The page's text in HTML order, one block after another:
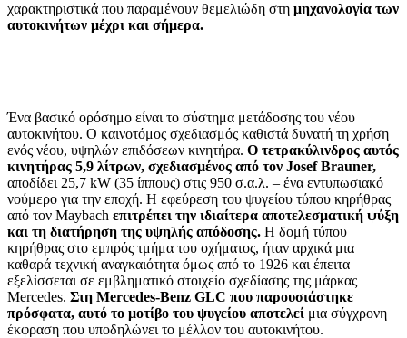
χαρακτηριστικά που παραμένουν θεμελιώδη στη μηχανολογία των
αυτοκινήτων μέχρι και σήμερα.
Ένα βασικό ορόσημο είναι το σύστημα μετάδοσης του νέου
αυτοκινήτου. Ο καινοτόμος σχεδιασμός καθιστά δυνατή τη χρήση
ενός νέου, υψηλών επιδόσεων κινητήρα. Ο τετρακύλινδρος αυτός
κινητήρας 5,9 λίτρων, σχεδιασμένος από τον Josef Brauner,
αποδίδει 25,7 kW (35 ίππους) στις 950 σ.α.λ. – ένα εντυπωσιακό
νούμερο για την εποχή. Η εφεύρεση του ψυγείου τύπου κηρήθρας
από τον Maybach επιτρέπει την ιδιαίτερα αποτελεσματική ψύξη
και τη διατήρηση της υψηλής απόδοσης. Η δομή τύπου
κηρήθρας στο εμπρός τμήμα του οχήματος, ήταν αρχικά μια
καθαρά τεχνική αναγκαιότητα όμως από το 1926 και έπειτα
εξελίσσεται σε εμβληματικό στοιχείο σχεδίασης της μάρκας
Mercedes. Στη Mercedes-Benz GLC που παρουσιάστηκε
πρόσφατα, αυτό το μοτίβο του ψυγείου αποτελεί μια σύγχρονη
έκφραση που υποδηλώνει το μέλλον του αυτοκινήτου.